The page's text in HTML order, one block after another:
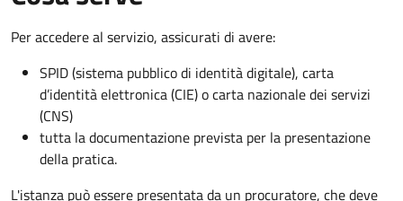
Per accedere al servizio, assicurati di avere:
SPID (sistema pubblico di identità digitale), carta
d’identità elettronica (CIE) o carta nazionale dei servizi
(CNS)
tutta la documentazione prevista per la presentazione
della pratica.
L'istanza può essere presentata da un procuratore, che deve